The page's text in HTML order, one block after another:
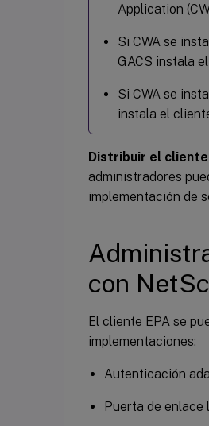
Application
Si CWA se
GACS instala
Si CWA se
instala el
Distribuir el
administradores
implementación de
con
El cliente EPA se
implementaciones:
Autenticación
Puerta de enlace